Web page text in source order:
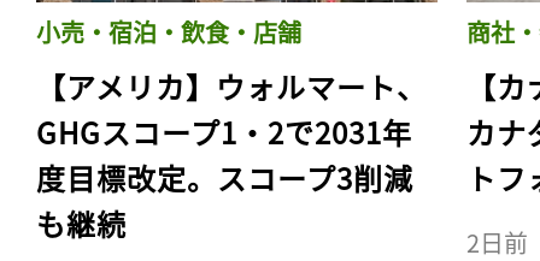
小売・宿泊・飲食・店舗
【アメリカ】ウォルマート、
GHGスコープ1・2で2031年
度目標改定。スコープ3削減
も継続
商社
【
カナ
ト
2日前